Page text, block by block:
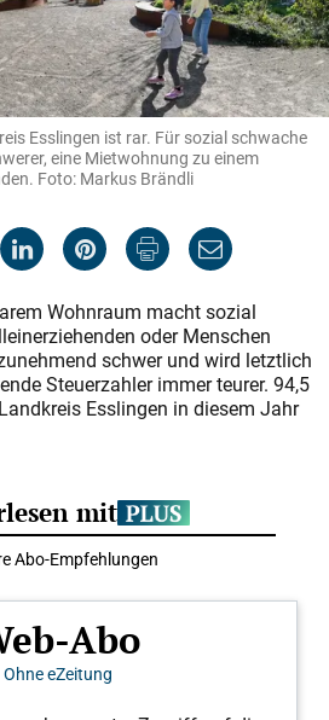
Esslingen ist rar. Für sozial schwache
eine Mietwohnung zu einem
Foto: Markus Brändli
Wohnraum macht sozial
oder Menschen
schwer und wird letztlich
Steuerzahler immer teurer. 94,5
Esslingen in diesem Jahr